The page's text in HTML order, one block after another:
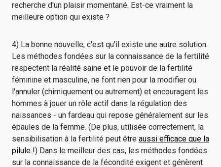
recherche d'un plaisir momentané. Est-ce vraiment la
meilleure option qui existe ?
4) La bonne nouvelle, c'est qu'il existe une autre solution.
Les méthodes fondées sur la connaissance de la fertilité
respectent la réalité saine et le pouvoir de la fertilité
féminine et masculine, ne font rien pour la modifier ou
l'annuler (chimiquement ou autrement) et encouragent les
hommes à jouer un rôle actif dans la régulation des
naissances - un fardeau qui repose généralement sur les
épaules de la femme. (De plus, utilisée correctement, la
sensibilisation à la fertilité peut être aussi efficace que la
pilule !) Dans le meilleur des cas, les méthodes fondées
sur la connaissance de la fécondité exigent et génèrent